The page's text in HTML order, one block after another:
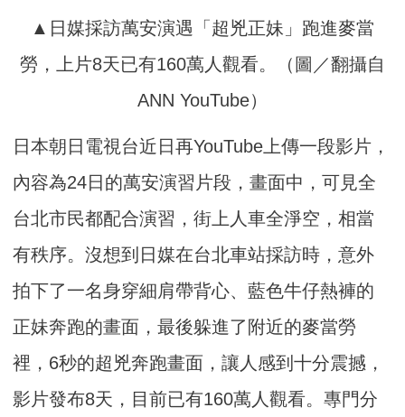
▲日媒採訪萬安演遇「超兇正妹」跑進麥當
勞，上片8天已有160萬人觀看。（圖／翻攝自
ANN YouTube）
日本朝日電視台近日再YouTube上傳一段影片，
內容為24日的萬安演習片段，畫面中，可見全
台北市民都配合演習，街上人車全淨空，相當
有秩序。沒想到日媒在台北車站採訪時，意外
拍下了一名身穿細肩帶背心、藍色牛仔熱褲的
正妹奔跑的畫面，最後躲進了附近的麥當勞
裡，6秒的超兇奔跑畫面，讓人感到十分震撼，
影片發布8天，目前已有160萬人觀看。專門分